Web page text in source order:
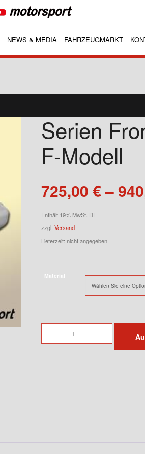
NEWS & MEDIA FAHRZEUGMARKT
Serien
F-Modell
725,00 €–
Enthält 19% MwSt. DE
zzgl. Versand
Lieferzeit: nicht angegeben
Material
Frontstange